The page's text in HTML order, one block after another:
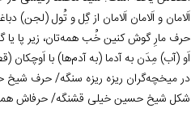
اَلامان و اَلامان اَلامان از گِل و تُول (لجن)
حرف مارِ گوش کنین خُب همه‌تان، زیر پا یا
اَو (آب) مِدَن به آدما (به آدم‌ها) با اَوچکان
در میخچه‌گران ریزه ریزه سنگه/ حرف شیخ
شکل شیخ حسین خیلی قشنگه/ حرفاش